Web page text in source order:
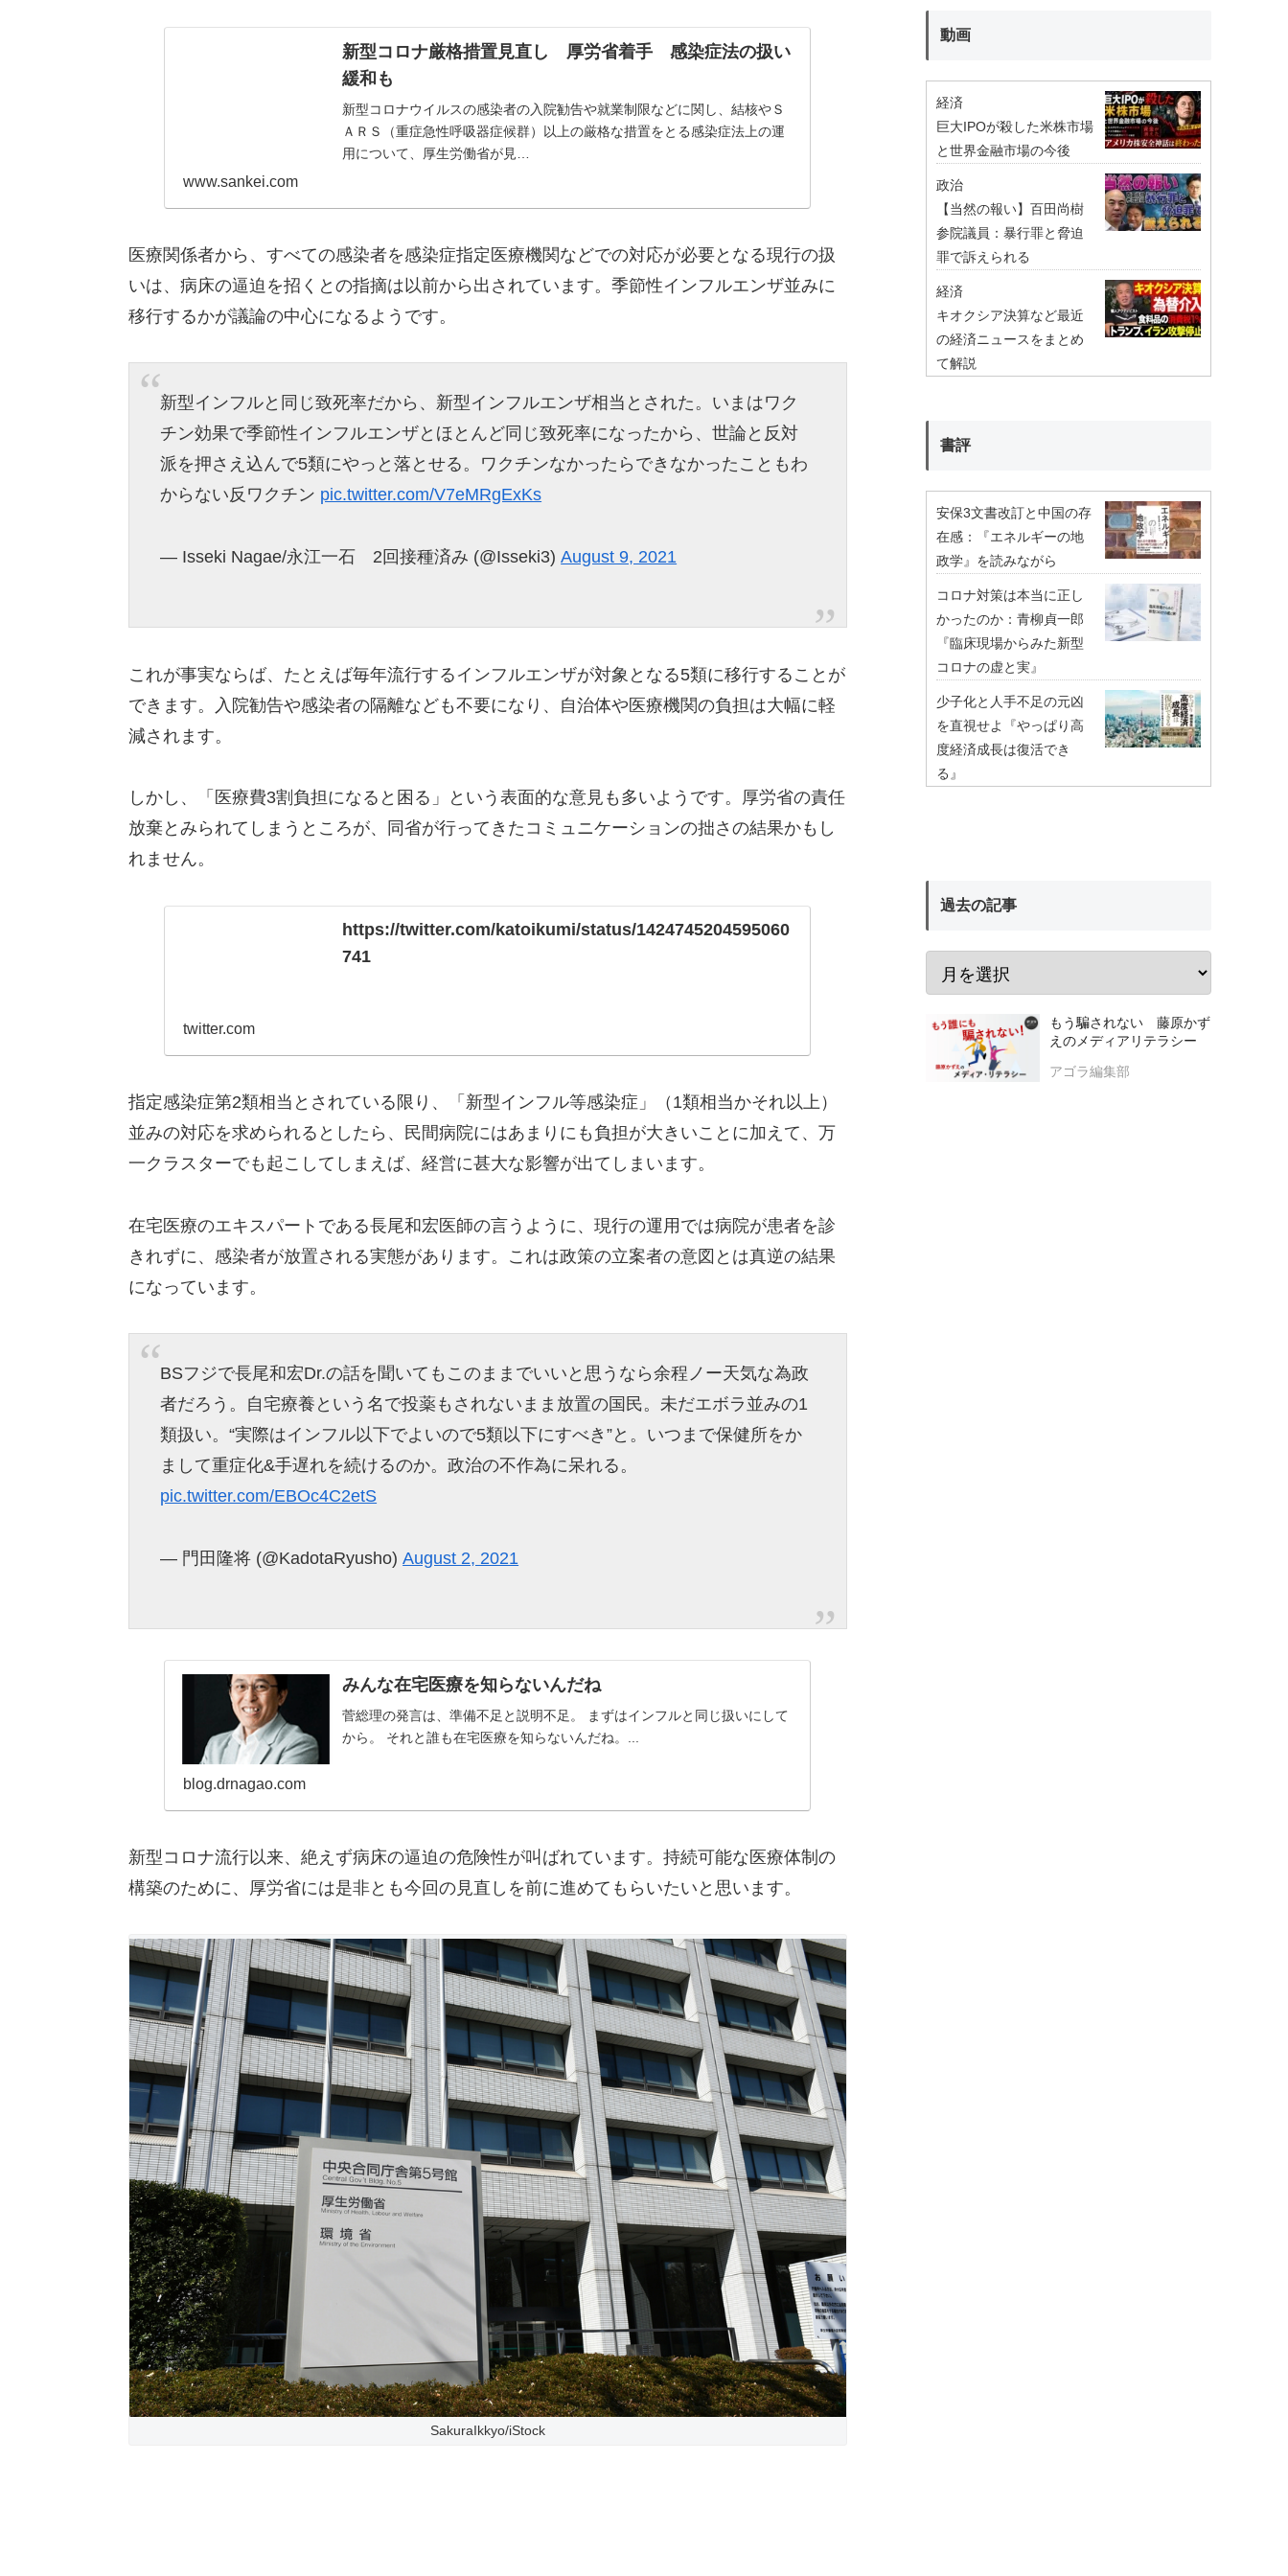
新型コロナ厳格措置見直し 厚労省着手 感染症法の扱い
緩和も
新型コロナウイルスの感染者の入院勧告や就業制限などに関し、結核やＳ
ＡＲＳ（重症急性呼吸器症候群）以上の厳格な措置をとる感染症法上の運
用について、厚生労働省が見…
www.sankei.com
医療関係者から、すべての感染者を感染症指定医療機関などでの対応が必要となる現行の扱
いは、病床の逼迫を招くとの指摘は以前から出されています。季節性インフルエンザ並みに
移行するかが議論の中心になるようです。
新型インフルと同じ致死率だから、新型インフルエンザ相当とされた。いまはワク
チン効果で季節性インフルエンザとほとんど同じ致死率になったから、世論と反対
派を押さえ込んで5類にやっと落とせる。ワクチンなかったらできなかったこともわ
からない反ワクチン pic.twitter.com/V7eMRgExKs
— Isseki Nagae/永江一石 2回接種済み (@Isseki3)August 9, 2021
これが事実ならば、たとえば毎年流行するインフルエンザが対象となる5類に移行することが
できます。入院勧告や感染者の隔離なども不要になり、自治体や医療機関の負担は大幅に軽
減されます。
しかし、「医療費3割負担になると困る」という表面的な意見も多いようです。厚労省の責任
放棄とみられてしまうところが、同省が行ってきたコミュニケーションの拙さの結果かもし
れません。
https://twitter.com/katoikumi/status/1424745204595060
741
twitter.com
指定感染症第2類相当とされている限り、「新型インフル等感染症」（1類相当かそれ以上）
並みの対応を求められるとしたら、民間病院にはあまりにも負担が大きいことに加えて、万
一クラスターでも起こしてしまえば、経営に甚大な影響が出てしまいます。
在宅医療のエキスパートである長尾和宏医師の言うように、現行の運用では病院が患者を診
きれずに、感染者が放置される実態があります。これは政策の立案者の意図とは真逆の結果
になっています。
BSフジで長尾和宏Dr.の話を聞いてもこのままでいいと思うなら余程ノー天気な為政
者だろう。自宅療養という名で投薬もされないまま放置の国民。未だエボラ並みの1
類扱い。“実際はインフル以下でよいので5類以下にすべき”と。いつまで保健所をか
まして重症化&手遅れを続けるのか。政治の不作為に呆れる。
pic.twitter.com/EBOc4C2etS
— 門田隆将 (@KadotaRyusho)August 2, 2021
みんな在宅医療を知らないんだね
菅総理の発言は、準備不足と説明不足。 まずはインフルと同じ扱いにして
から。 それと誰も在宅医療を知らないんだね。...
blog.drnagao.com
新型コロナ流行以来、絶えず病床の逼迫の危険性が叫ばれています。持続可能な医療体制の
構築のために、厚労省には是非とも今回の見直しを前に進めてもらいたいと思います。
SakuraIkkyo/iStock
動画
経済
巨大IPOが殺した米株市場
と世界金融市場の今後
政治
【当然の報い】百田尚樹
参院議員：暴行罪と脅迫
罪で訴えられる
経済
キオクシア決算など最近
の経済ニュースをまとめ
て解説
書評
安保3文書改訂と中国の存
在感：『エネルギーの地
政学』を読みながら
コロナ対策は本当に正し
かったのか：青柳貞一郎
『臨床現場からみた新型
コロナの虚と実』
少子化と人手不足の元凶
を直視せよ『やっぱり高
度経済成長は復活でき
る』
過去の記事
もう騙されない 藤原かず
えのメディアリテラシー
アゴラ編集部